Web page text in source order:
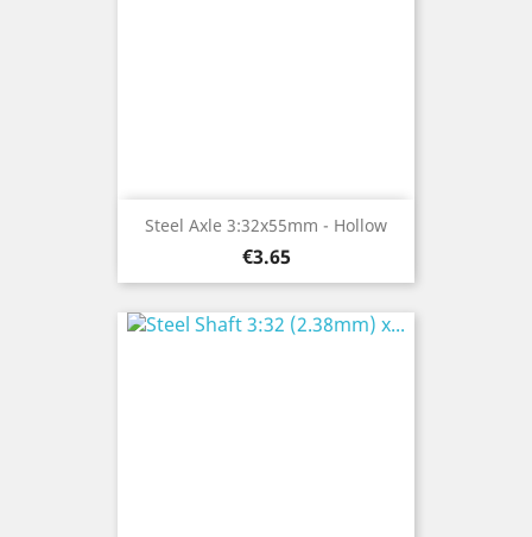
Steel Axle 3:32x55mm - Hollow
Price
€3.65